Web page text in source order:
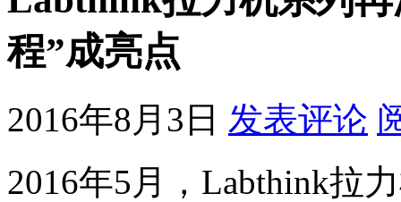
程”成亮点
2016年8月3日 发表评论
2016年5月，Labthink拉